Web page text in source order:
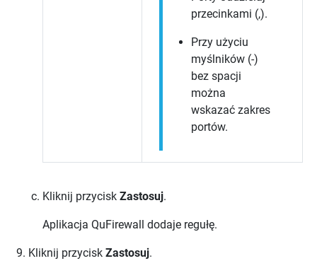
przecinkami (,).
Przy użyciu
myślników (-)
bez spacji
można
wskazać zakres
portów.
Kliknij przycisk Zastosuj.
Aplikacja QuFirewall dodaje regułę.
Kliknij przycisk Zastosuj.